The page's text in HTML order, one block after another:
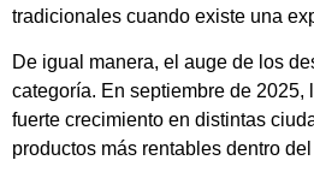
tradicionales cuando existe una
De igual manera, el auge de los
categoría. En septiembre de
fuerte crecimiento en distintas
productos más rentables dentro